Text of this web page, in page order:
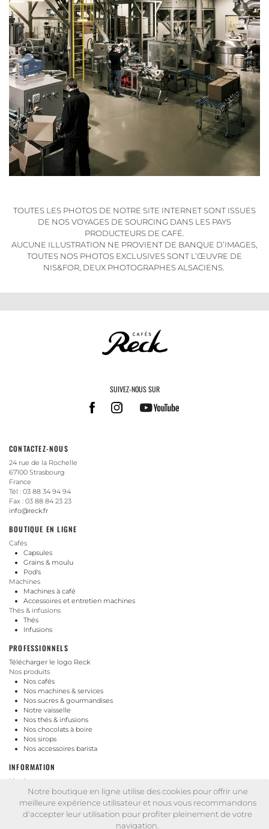
Notre boutique en ligne utilise des cookies pour offrir une
meilleure expérience utilisateur et nous vous recommandons
d'accepter leur utilisation pour profiter pleinement de votre
navigation.
TOUTES LES PHOTOS DE NOTRE SITE INTERNET SONT ISSUES
DE NOS VOYAGES DE SOURCING DANS LES PAYS
PRODUCTEURS DE CAFÉ.
AUCUNE ILLUSTRATION NE PROVIENT DE BANQUE D’IMAGES,
TOUTES NOS PHOTOS EXCLUSIVES SONT L’ŒUVRE DE
NIS&FOR, DEUX PHOTOGRAPHES ALSACIENS.
SUIVEZ-NOUS SUR
CONTACTEZ-NOUS
24 rue de la Rochelle
67100 Strasbourg
France
Tél : 03 88 34 94 94
Fax : 03 88 84 23 23
info@reck.fr
BOUTIQUE EN LIGNE
Cafés
Capsules
Grains & moulu
Pod's
Machines
Machines à café
Accessoires et entretien machines
Thés & infusions
Thés
Infusions
PROFESSIONNELS
Télécharger le logo Reck
Nos produits
Nos cafés
Nos machines & services
Nos sucres & gourmandises
Notre vaisselle
Nos thés & infusions
Nos chocolats à boire
Nos sirops
Nos accessoires barista
INFORMATION
Livraison
Mentions légales
Conditions générales de vente
Politique de protection des données personnelles
Protection des données personnelles - Programme de fidélité